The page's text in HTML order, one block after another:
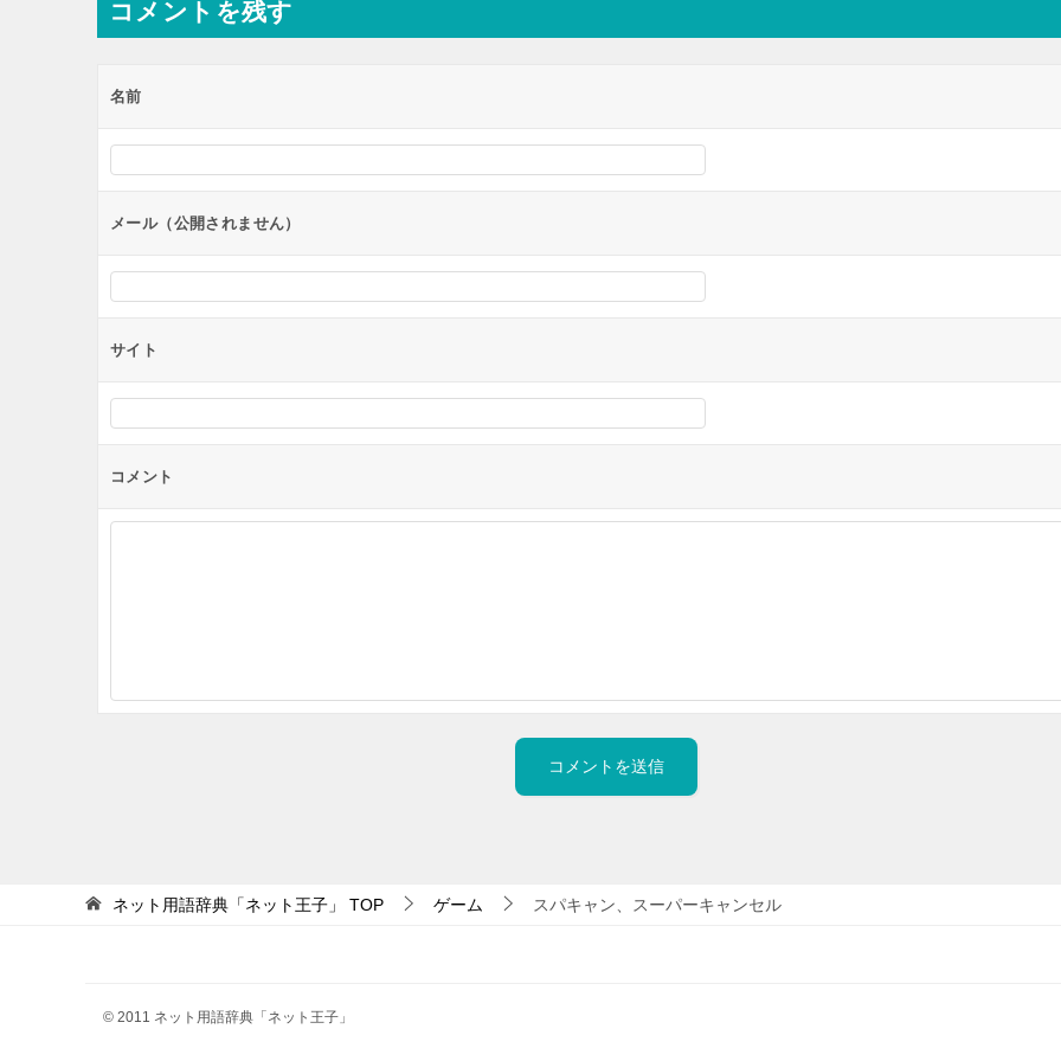
ビ
ー
ョ
ン
コメントを残す
名前
メール（公開されません）
サイト
コメント
ネット用語辞典「ネット王子」 TOP ゲーム スパキャン、スーパーキャンセル
© 2011 ネット用語辞典「ネット王子」